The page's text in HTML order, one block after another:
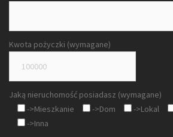
Kwota pożyczki (wymagane)
Jaką nieruchomość posiadasz (wymagane)
->Mieszkanie
->Dom ->Lokal
->Inna